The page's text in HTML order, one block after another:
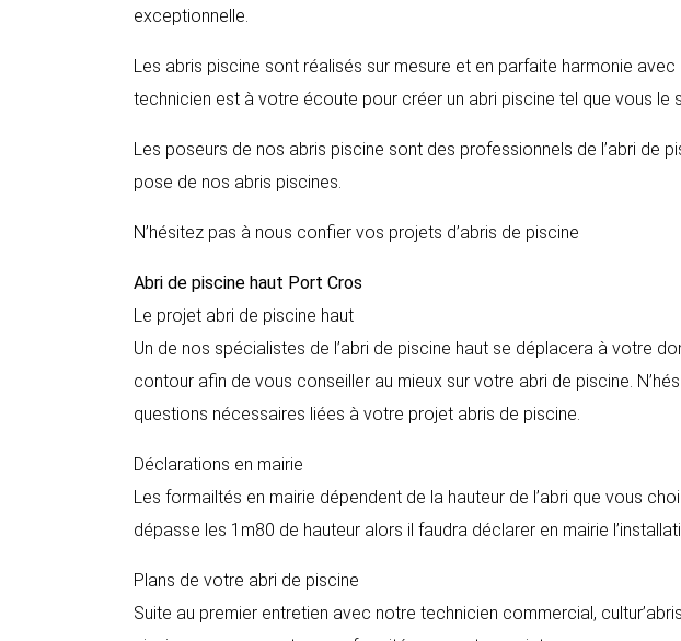
exceptionnelle.
Les abris piscine sont réalisés sur mesure et en parfaite harmonie
technicien est à votre écoute pour créer un abri piscine tel que vous le
Les poseurs de nos abris piscine sont des professionnels de l’abri de
pose de nos abris piscines.
N’hésitez pas à nous confier vos projets d’abris de piscine
Abri de piscine haut Port Cros
Le projet abri de piscine haut
Un de nos spécialistes de l’abri de piscine haut se déplacera à votre
contour afin de vous conseiller au mieux sur votre abri de piscine.
questions nécessaires liées à votre projet abris de piscine.
Déclarations en mairie
Les formailtés en mairie dépendent de la hauteur de l’abri que vous
dépasse les 1m80 de hauteur alors il faudra déclarer en mairie
Plans de votre abri de piscine
Suite au premier entretien avec notre technicien commercial,